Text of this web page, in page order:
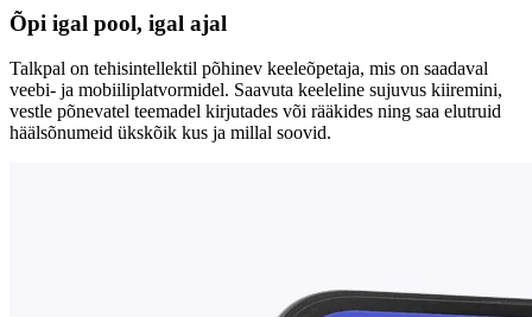
Õpi igal pool, igal ajal
Talkpal on tehisintellektil põhinev keeleõpetaja, mis on saadaval
veebi- ja mobiiliplatvormidel. Saavuta keeleline sujuvus kiiremini,
vestle põnevatel teemadel kirjutades või rääkides ning saa elutruid
häälsõnumeid ükskõik kus ja millal soovid.